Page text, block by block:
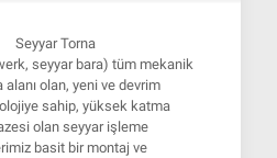
Seyyar Torna
seyyar bara) tüm mekanik
olan, yeni ve devrim
sahip, yüksek katma
olan seyyar işleme
basit bir montaj ve